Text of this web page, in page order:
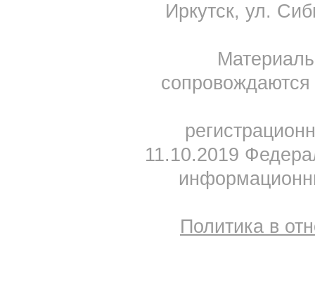
Иркутск, ул.
11.10.2019
Политика в